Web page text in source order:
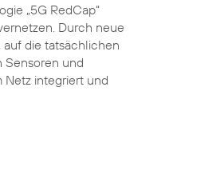
„5G RedCap“
Durch neue
die tatsächlichen
Sensoren und
Netz integriert und